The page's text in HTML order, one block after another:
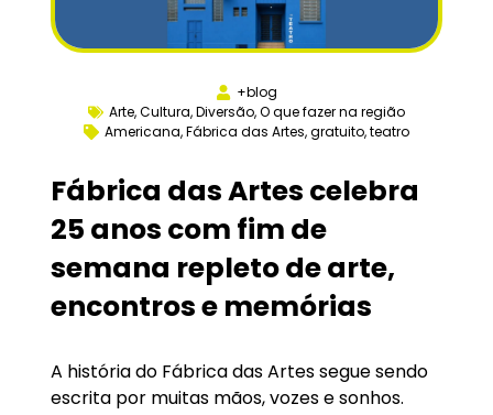
+blog
Arte,Cultura,Diversão,O que fazer na região
Americana,Fábrica das Artes,gratuito,teatro
Fábrica das Artes celebra
25 anos com fim de
semana repleto de arte,
encontros e memórias
A história do Fábrica das Artes segue sendo
escrita por muitas mãos, vozes e sonhos.